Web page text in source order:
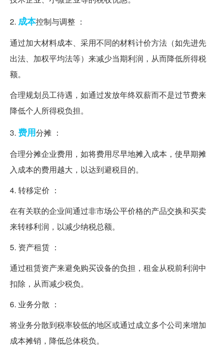
2. 成本控制与调整 ：
通过加大材料成本、采用不同的材料计价方法（如先进先
出法、加权平均法等）来减少当期利润，从而降低所得税
额。
合理规划员工待遇，如通过发放年终双薪而不是过节费来
降低个人所得税负担。
3. 费用分摊 ：
合理分摊企业费用，如将费用尽早地摊入成本，使早期摊
入成本的费用越大，以达到避税目的。
4. 转移定价 ：
在有关联的企业间通过非市场公平价格的产品交换和买卖
来转移利润，以减少纳税总额。
5. 资产租赁 ：
通过租赁资产来避免购买设备的负担，租金从税前利润中
扣除，从而减少税负。
6. 业务分散 ：
将业务分散到税率较低的地区或通过成立多个公司来增加
成本摊销，降低总体税负。